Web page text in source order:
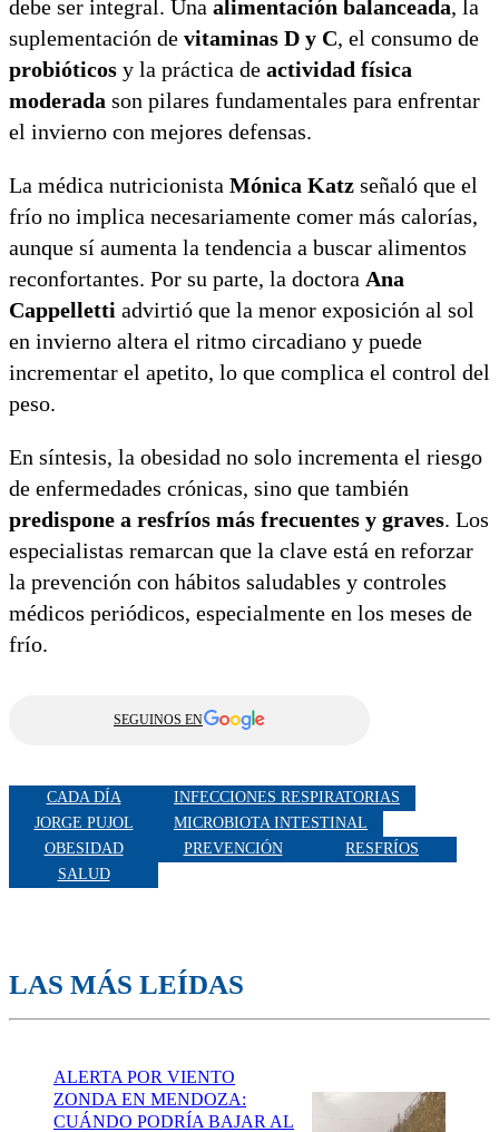
debe ser integral. Una alimentación balanceada, la
suplementación de vitaminas D y C, el consumo de
probióticos y la práctica de actividad física
moderada son pilares fundamentales para enfrentar
el invierno con mejores defensas.
La médica nutricionista Mónica Katz señaló que el
frío no implica necesariamente comer más calorías,
aunque sí aumenta la tendencia a buscar alimentos
reconfortantes. Por su parte, la doctora Ana
Cappelletti advirtió que la menor exposición al sol
en invierno altera el ritmo circadiano y puede
incrementar el apetito, lo que complica el control del
peso.
En síntesis, la obesidad no solo incrementa el riesgo
de enfermedades crónicas, sino que también
predispone a resfríos más frecuentes y graves. Los
especialistas remarcan que la clave está en reforzar
la prevención con hábitos saludables y controles
médicos periódicos, especialmente en los meses de
frío.
SEGUINOS EN
CADA DÍA
INFECCIONES RESPIRATORIAS
JORGE PUJOL
MICROBIOTA INTESTINAL
OBESIDAD
PREVENCIÓN
RESFRÍOS
SALUD
LAS MÁS LEÍDAS
ALERTA POR VIENTO
ZONDA EN MENDOZA:
CUÁNDO PODRÍA BAJAR AL